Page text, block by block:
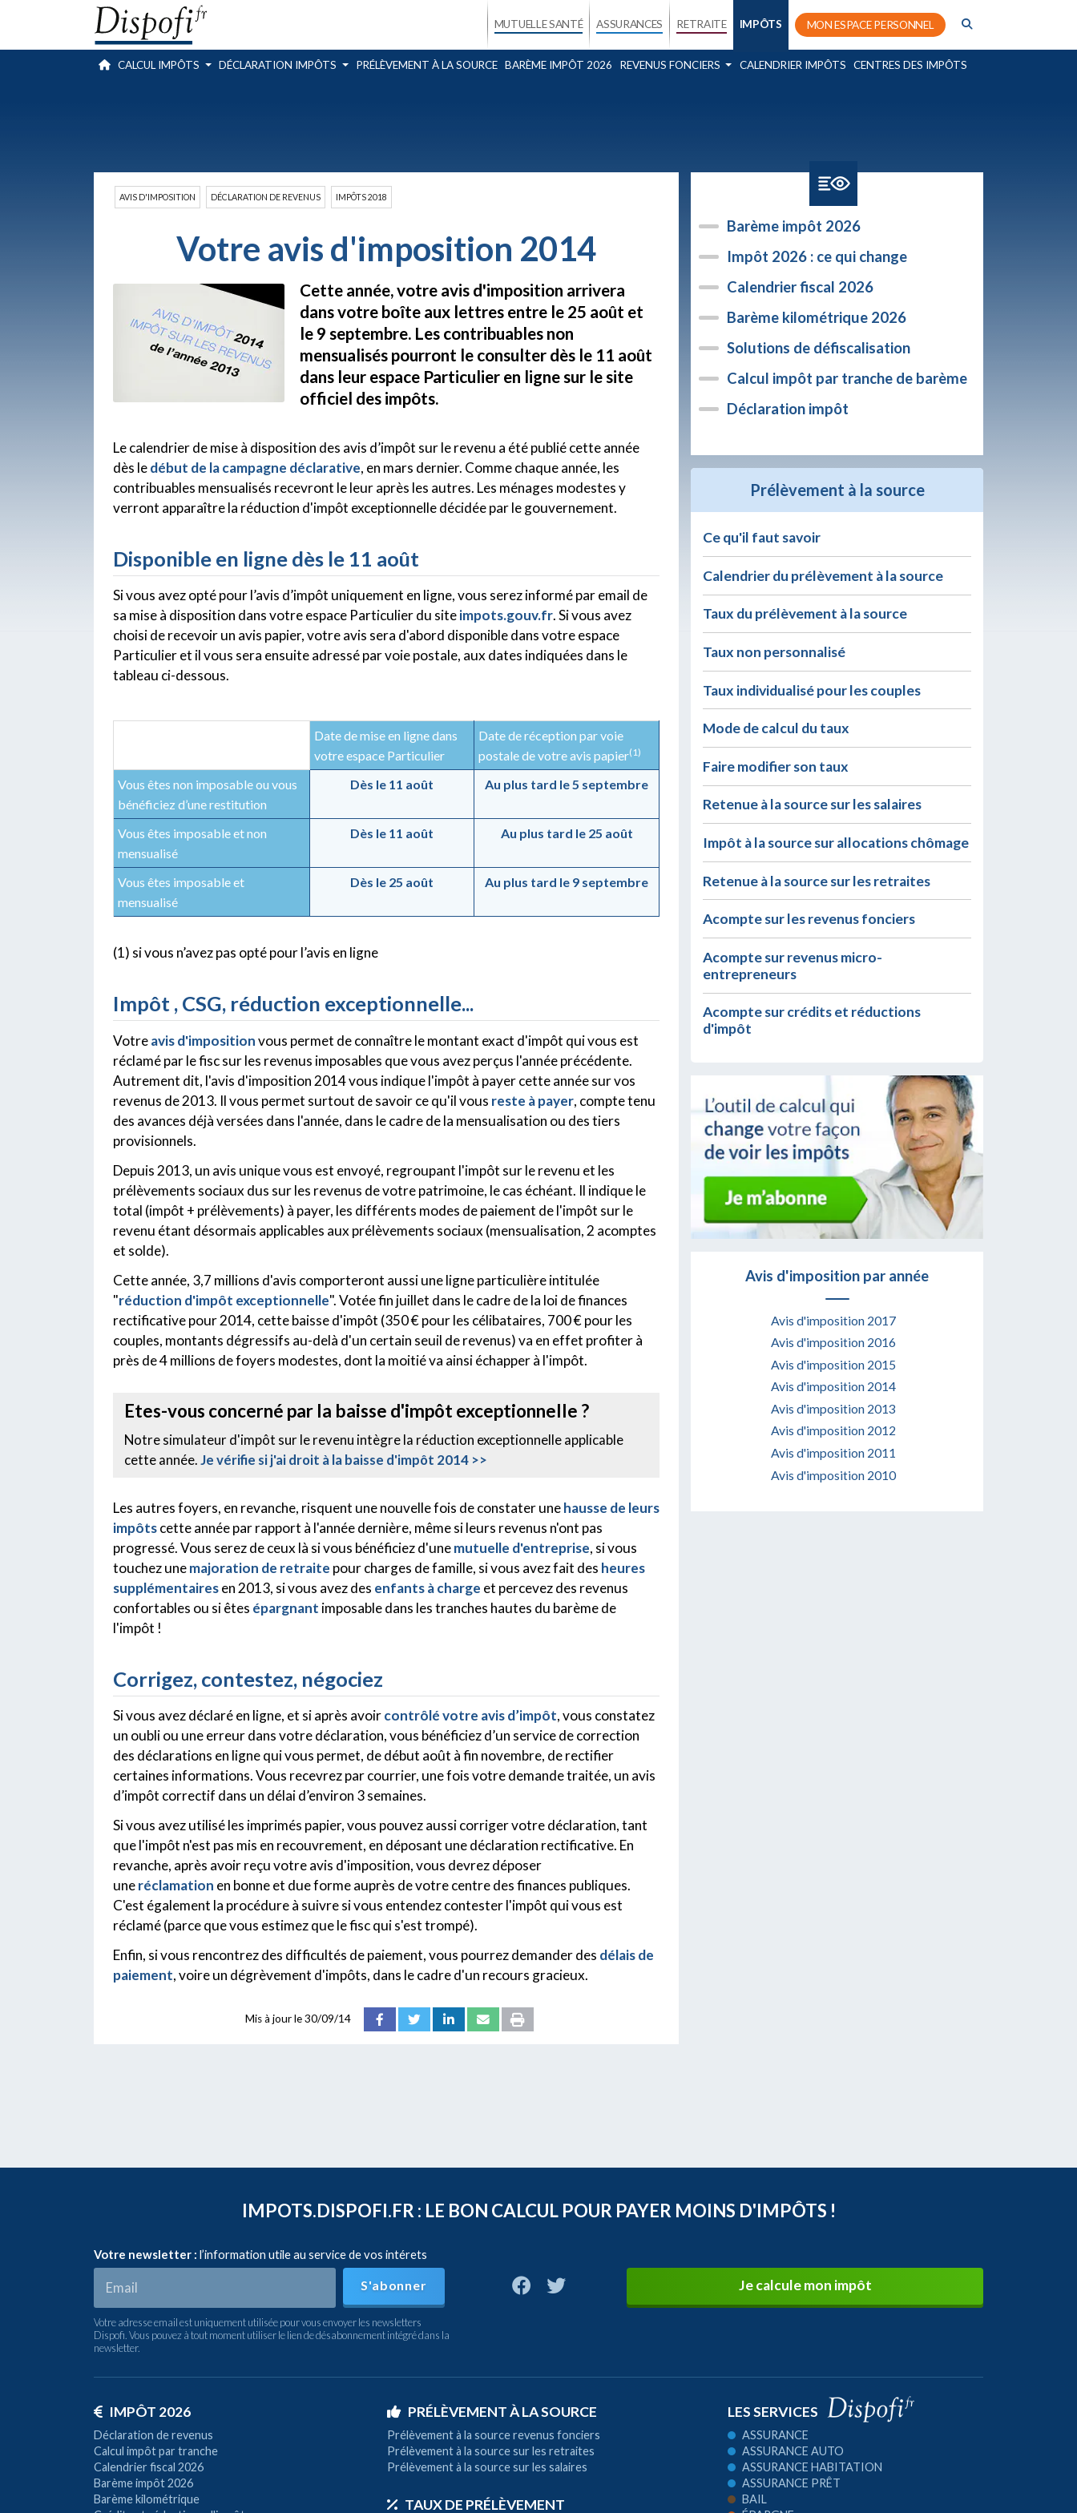
MUTUELLE SANTÉ ASSURANCES RETRAITE IMPÔTS MON ESPACE PERSONNEL
CALCUL IMPÔTS DÉCLARATION IMPÔTS PRÉLÈVEMENT À LA SOURCE BARÈME IMPÔT 2026 REVENUS FONCIERS CALENDRIER IMPÔTS CENTRES DES IMPÔTS
AVIS D'IMPOSITION DÉCLARATION DE REVENUS IMPÔTS 2018
Votre avis d'imposition 2014
Cette année, votre avis d'imposition arrivera
dans votre boîte aux lettres entre le 25 août et
le 9 septembre. Les contribuables non
mensualisés pourront le consulter dès le 11 août
dans leur espace Particulier en ligne sur le site
officiel des impôts.
Le calendrier de mise à disposition des avis d’impôt sur le revenu a été publié cette année
dès ledébut de la campagne déclarative, en mars dernier. Comme chaque année, les
contribuables mensualisés recevront le leur après les autres. Les ménages modestes y
verront apparaître la réduction d'impôt exceptionnelle décidée par le gouvernement.
Disponible en ligne dès le 11 août
Si vous avez opté pour l’avis d’impôt uniquement en ligne, vous serez informé par email de
sa mise à disposition dans votre espace Particulier du siteimpots.gouv.fr. Si vous avez
choisi de recevoir un avis papier, votre avis sera d'abord disponible dans votre espace
Particulier et il vous sera ensuite adressé par voie postale, aux dates indiquées dans le
tableau ci-dessous.
Date de mise en ligne dans
votre espace Particulier
Date de réception par voie
postale de votre avis papier(1)
Vous êtes non imposable ou vous
bénéficiez d’une restitution
Dès le 11 août Au plus tard le 5 septembre
Vous êtes imposable et non
mensualisé
Dès le 11 août Au plus tard le 25 août
Vous êtes imposable et
mensualisé
Dès le 25 août Au plus tard le 9 septembre
(1) si vous n’avez pas opté pour l’avis en ligne
Impôt , CSG, réduction exceptionnelle...
Votreavis d'impositionvous permet de connaître le montant exact d'impôt qui vous est
réclamé par le fisc sur les revenus imposables que vous avez perçus l'année précédente.
Autrement dit, l'avis d'imposition 2014 vous indique l'impôt à payer cette année sur vos
revenus de 2013. Il vous permet surtout de savoir ce qu'il vous reste à payer, compte tenu
des avances déjà versées dans l'année, dans le cadre de la mensualisation ou des tiers
provisionnels.
Depuis 2013, un avis unique vous est envoyé, regroupant l'impôt sur le revenu et les
prélèvements sociaux dus sur les revenus de votre patrimoine, le cas échéant. Il indique le
total (impôt + prélèvements) à payer, les différents modes de paiement de l'impôt sur le
revenu étant désormais applicables aux prélèvements sociaux (mensualisation, 2 acomptes
et solde).
Cette année, 3,7 millions d'avis comporteront aussi une ligne particulière intitulée
"réduction d'impôt exceptionnelle". Votée fin juillet dans le cadre de la loi de finances
rectificative pour 2014, cette baisse d'impôt (350 € pour les célibataires, 700 € pour les
couples, montants dégressifs au-delà d'un certain seuil de revenus) va en effet profiter à
près de 4 millions de foyers modestes, dont la moitié va ainsi échapper à l'impôt.
Etes-vous concerné par la baisse d'impôt exceptionnelle ?
Notre simulateur d'impôt sur le revenu intègre la réduction exceptionnelle applicable
cette année.Je vérifie si j'ai droit à la baisse d'impôt 2014 >>
Les autres foyers, en revanche, risquent une nouvelle fois de constater unehausse de leurs
impôtscette année par rapport à l'année dernière, même si leurs revenus n'ont pas
progressé. Vous serez de ceux là si vous bénéficiez d'unemutuelle d'entreprise, si vous
touchez unemajoration de retraite pour charges de famille, si vous avez fait des heures
supplémentairesen 2013, si vous avez des enfants à charge et percevez des revenus
confortables ou si êtes épargnant imposable dans les tranches hautes du barème de
l'impôt !
Corrigez, contestez, négociez
Si vous avez déclaré en ligne, et si après avoircontrôlé votre avis d’impôt, vous constatez
un oubli ou une erreur dans votre déclaration, vous bénéficiez d’un service de correction
des déclarations en ligne qui vous permet, de début août à fin novembre, de rectifier
certaines informations. Vous recevrez par courrier, une fois votre demande traitée, un avis
d’impôt correctif dans un délai d’environ 3 semaines.
Si vous avez utilisé les imprimés papier, vous pouvez aussi corriger votre déclaration, tant
que l'impôt n'est pas mis en recouvrement, en déposant une déclaration rectificative. En
revanche, après avoir reçu votre avis d'imposition, vous devrez déposer
uneréclamation en bonne et due forme auprès de votre centre des finances publiques.
C'est également la procédure à suivre si vous entendez contester l'impôt qui vous est
réclamé (parce que vous estimez que le fisc qui s'est trompé).
Enfin, si vous rencontrez des difficultés de paiement, vous pourrez demander des délais de
paiement, voire un dégrèvement d'impôts, dans le cadre d'un recours gracieux.
Mis à jour le30/09/14
Barème impôt 2026
Impôt 2026 : ce qui change
Calendrier fiscal 2026
Barème kilométrique 2026
Solutions de défiscalisation
Calcul impôt par tranche de barème
Déclaration impôt
Prélèvement à la source
Ce qu'il faut savoir
Calendrier du prélèvement à la source
Taux du prélèvement à la source
Taux non personnalisé
Taux individualisé pour les couples
Mode de calcul du taux
Faire modifier son taux
Retenue à la source sur les salaires
Impôt à la source sur allocations chômage
Retenue à la source sur les retraites
Acompte sur les revenus fonciers
Acompte sur revenus micro-
entrepreneurs
Acompte sur crédits et réductions
d'impôt
Avis d'imposition par année
Avis d'imposition 2017
Avis d'imposition 2016
Avis d'imposition 2015
Avis d'imposition 2014
Avis d'imposition 2013
Avis d'imposition 2012
Avis d'imposition 2011
Avis d'imposition 2010
IMPOTS.DISPOFI.FR : LE BON CALCUL POUR PAYER MOINS D'IMPÔTS !
Votre newsletter : l’information utile au service de vos intérets
S'abonner
Votre adresse email est uniquement utilisée pour vous envoyer les newsletters
Dispofi. Vous pouvez à tout moment utiliser le lien de désabonnement intégré dans la
newsletter.
Je calcule mon impôt
IMPÔT 2026
Déclaration de revenus
Calcul impôt par tranche
Calendrier fiscal 2026
Barème impôt 2026
Barème kilométrique
PRÉLÈVEMENT À LA SOURCE
Prélèvement à la source revenus fonciers
Prélèvement à la source sur les retraites
Prélèvement à la source sur les salaires
TAUX DE PRÉLÈVEMENT
LES SERVICES
ASSURANCE
ASSURANCE AUTO
ASSURANCE HABITATION
ASSURANCE PRÊT
BAIL